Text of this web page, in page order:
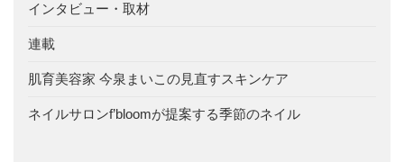
インタビュー・取材
連載
肌育美容家 今泉まいこの見直すスキンケア
ネイルサロンf’bloomが提案する季節のネイル